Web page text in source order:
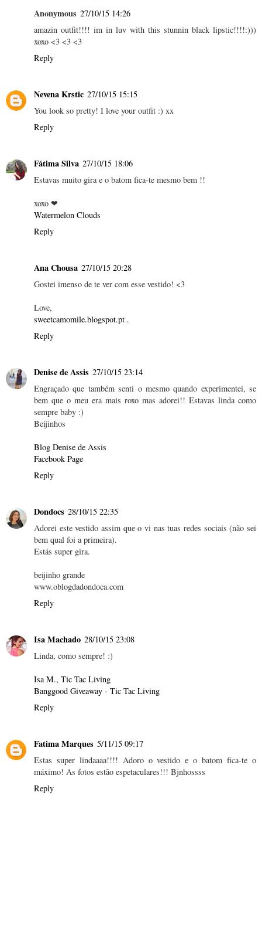
Anonymous 27/10/15 14:26
amazin outfit!!!! im in luv with this stunnin black lipstic!!!!:)))
xoxo <3 <3 <3
Reply
Nevena Krstic 27/10/15 15:15
You look so pretty! I love your outfit :) xx
Reply
Fátima Silva 27/10/15 18:06
Estavas muito gira e o batom fica-te mesmo bem !!
xoxo ❤
Watermelon Clouds
Reply
Ana Chousa 27/10/15 20:28
Gostei imenso de te ver com esse vestido! <3
Love,
sweetcamomile.blogspot.pt .
Reply
Denise de Assis 27/10/15 23:14
Engraçado que também senti o mesmo quando experimentei, se
bem que o meu era mais roxo mas adorei!! Estavas linda como
sempre baby :)
Beijinhos
Blog Denise de Assis
Facebook Page
Reply
Dondocs 28/10/15 22:35
Adorei este vestido assim que o vi nas tuas redes sociais (não sei
bem qual foi a primeira).
Estás super gira.
beijinho grande
www.oblogdadondoca.com
Reply
Isa Machado 28/10/15 23:08
Linda, como sempre! :)
Isa M., Tic Tac Living
Banggood Giveaway - Tic Tac Living
Reply
Fatima Marques 5/11/15 09:17
Estas super lindaaaa!!!! Adoro o vestido e o batom fica-te o
máximo! As fotos estão espetaculares!!! Bjnhossss
Reply